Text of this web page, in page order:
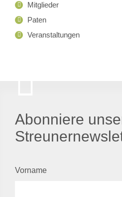
Mitglieder
Paten
Veranstaltungen
Abonniere
Vorname